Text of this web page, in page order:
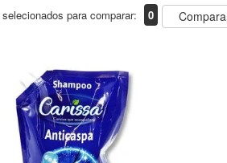
para comparar: 0